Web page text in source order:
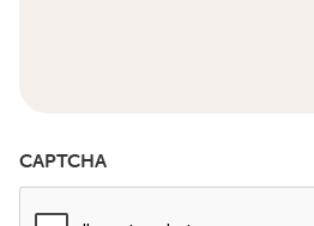
CAPTCHA